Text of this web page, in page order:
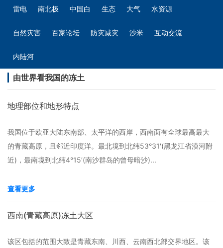
雷电 南北极 中国白 生态 大气 水资源
自然灾害 百家论坛 防灾减灾 沙米 互动交流
内陆河
由世界看我国的冻土
地理部位和地形特点
我国位于欧亚大陆东南部、太平洋的西岸，西南面有全球最高最大
的青藏高原，且邻近印度洋。最北境到北纬53°31′(黑龙江省漠河附
近)，最南境到北纬4°15′(南沙群岛的曾母暗沙)...
查看更多
西南(青藏高原)冻土大区
该区包括的范围大致是青藏东南、川西、云南西北部交界地区。该